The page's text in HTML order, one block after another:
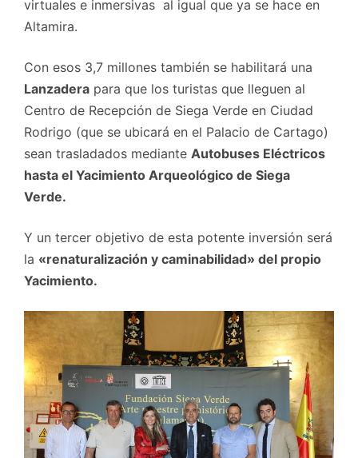
virtuales e inmersivas al igual que ya se hace en
Altamira.
Con esos 3,7 millones también se habilitará una
Lanzadera para que los turistas que lleguen al
Centro de Recepción de Siega Verde en Ciudad
Rodrigo (que se ubicará en el Palacio de Cartago)
sean trasladados mediante Autobuses Eléctricos
hasta el Yacimiento Arqueológico de Siega
Verde.
Y un tercer objetivo de esta potente inversión será
la «renaturalización y caminabilidad» del propio
Yacimiento.